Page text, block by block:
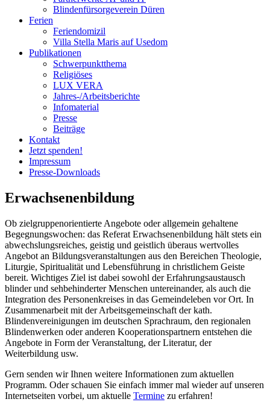
Blindenfürsorgeverein Düren
Ferien
Feriendomizil
Villa Stella Maris auf Usedom
Publikationen
Schwerpunktthema
Religiöses
LUX VERA
Jahres-/​Arbeitsberichte
Infomaterial
Presse
Beiträge
Kontakt
Jetzt spenden!
Impressum
Presse-Downloads
Erwachsenenbildung
Ob zielgruppenorientierte Angebote oder allgemein gehaltene
Begegnungswochen: das Referat Erwachsenenbildung hält stets ein
abwechslungsreiches, geistig und geistlich überaus wertvolles
Angebot an Bildungsveranstaltungen aus den Bereichen Theologie,
Liturgie, Spiritualität und Lebensführung in christlichem Geiste
bereit. Wichtiges Ziel ist dabei sowohl der Erfahrungsaustausch
blinder und sehbehinderter Menschen untereinander, als auch die
Integration des Personenkreises in das Gemeindeleben vor Ort. In
Zusammenarbeit mit der Arbeitsgemeinschaft der kath.
Blindenvereinigungen im deutschen Sprachraum, den regionalen
Blindenwerken oder anderen Kooperations­partnern entstehen die
Angebote in Form der Veranstaltung, der Literatur, der
Weiterbildung usw.
Gern senden wir Ihnen weitere Informationen zum aktuellen
Programm. Oder schauen Sie einfach immer mal wieder auf unseren
Internetseiten vorbei, um aktuelle Termine zu erfahren!